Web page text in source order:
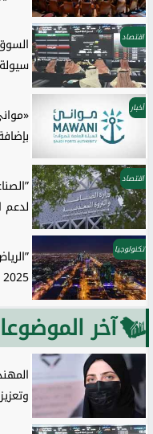
اقتصاد
أخبار
اقتصاد
لدعم
تكنولوجيا
2025 بمشاركة 750...
آخر